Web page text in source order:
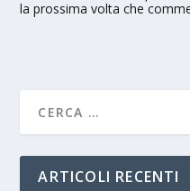
la prossima volta che
ARTICOLI RECENTI